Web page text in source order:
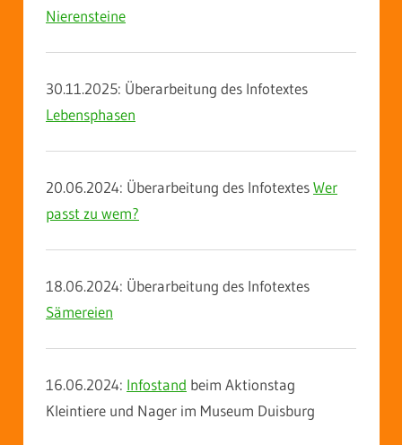
Nierensteine
30.11.2025: Überarbeitung des Infotextes
Lebensphasen
20.06.2024: Überarbeitung des InfotextesWer
passt zu wem?
18.06.2024: Überarbeitung des Infotextes
Sämereien
16.06.2024: Infostand beim Aktionstag
Kleintiere und Nager im Museum Duisburg